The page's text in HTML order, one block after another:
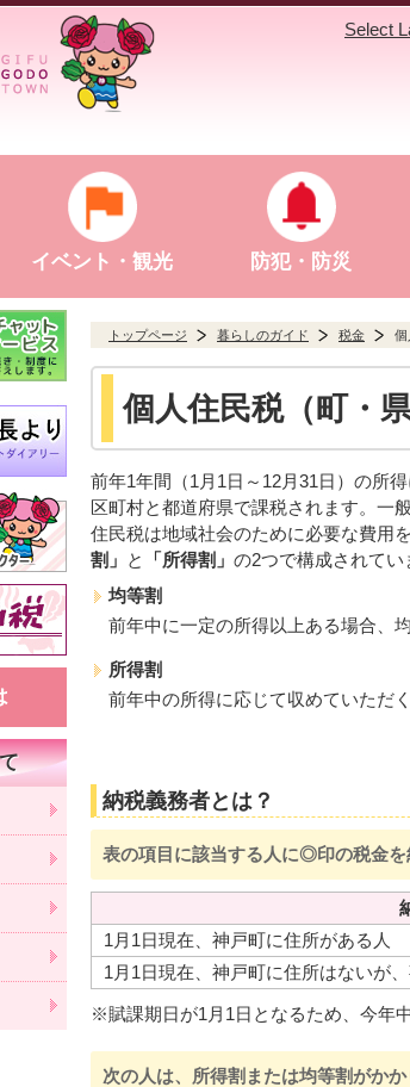
Select
イベント・観光 防犯・防災
トップページ 暮らしのガイド 税金 個
個人住民税（町・
前年1年間（1月1日～12月31日）の所
区町村と都道府県で課税されます。一
住民税は地域社会のために必要な費用
割」 と 「所得割」 の2つで構成されてい
均等割
前年中に一定の所得以上ある場合、
所得割
前年中の所得に応じて収めていただ
納税義務者とは？
表の項目に該当する人に◎印の税金
1月1日現在、神戸町に住所がある人
1月1日現在、神戸町に住所はないが
※賦課期日が1月1日となるため、今年
次の人は、所得割または均等割がか